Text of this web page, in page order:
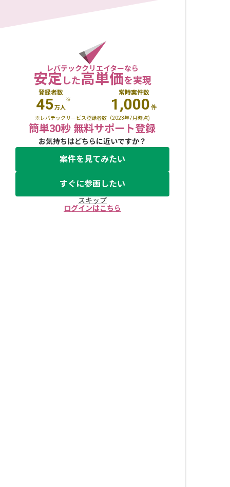
レバテッククリエイターなら
安定した高単価を実現
登録者数
45万人
※
常時案件数
1,000 件
※レバテックサービス登録者数（2023年7月時点)
簡単30秒 無料サポート登録
お気持ちはどちらに近いですか？
案件を見てみたい
すぐに参画したい
スキップ
ログインはこちら